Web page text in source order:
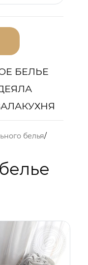
БЕЛЬЕ
КУХНЯ
белья